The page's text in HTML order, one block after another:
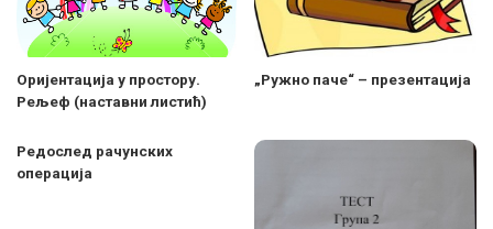
Оријeнтација у простору.
Рељеф (наставни листић)
„Ружно паче“ – презентација
Редослед рачунских
операција